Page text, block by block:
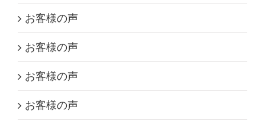
お客様の声
お客様の声
お客様の声
お客様の声